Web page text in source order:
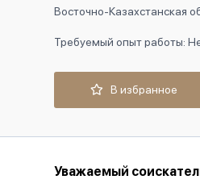
Восточно-Казахстанская
Требуемый опыт работы:
В избранное
Уважаемый